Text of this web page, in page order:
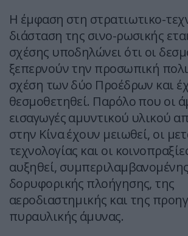
Η έμφαση στη στρατιωτικο-
διάσταση της σινο-ρωσικής
σχέσης υποδηλώνει ότι οι
ξεπερνούν την προσωπική
σχέση των δύο Προέδρων και
θεσμοθετηθεί. Παρόλο που οι
εισαγωγές αμυντικού υλικού
στην Κίνα έχουν μειωθεί, οι
τεχνολογίας και οι
αυξηθεί,
δορυφορικής πλοήγησης, της
αεροδιαστημικής και της
πυραυλικής άμυνας.